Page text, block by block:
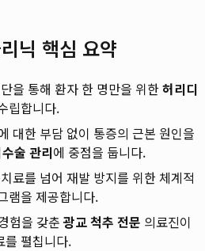
닉 핵심 요약
을 통해 환자 한 명만을 위한허리디
립합니다.
대한 부담 없이 통증의 근본 원인을
술 관리에 중점을 둡니다.
료를 넘어 재발 방지를 위한 체계적
램을 제공합니다.
험을 갖춘광교 척추 전문 의료진이
를 펼칩니다.